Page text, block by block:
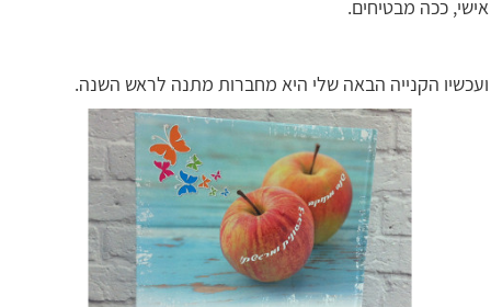
אישי, ככה מבטיחים.
ועכשיו הקנייה הבאה שלי היא מחברות מתנה לראש השנה.